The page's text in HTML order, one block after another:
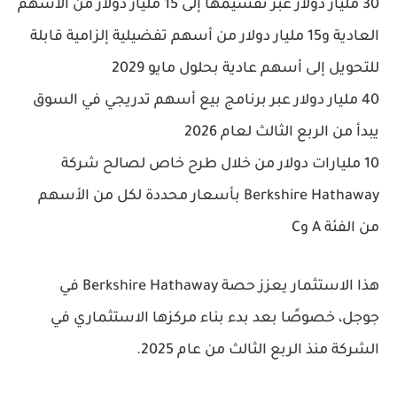
30 مليار دولار عبر تقسيمها إلى 15 مليار دولار من الأسهم
العادية و15 مليار دولار من أسهم تفضيلية إلزامية قابلة
للتحويل إلى أسهم عادية بحلول مايو 2029
40 مليار دولار عبر برنامج بيع أسهم تدريجي في السوق
يبدأ من الربع الثالث لعام 2026
10 مليارات دولار من خلال طرح خاص لصالح شركة
Berkshire Hathaway بأسعار محددة لكل من الأسهم
من الفئة A وC
هذا الاستثمار يعزز حصة Berkshire Hathaway في
جوجل، خصوصًا بعد بدء بناء مركزها الاستثماري في
الشركة منذ الربع الثالث من عام 2025.